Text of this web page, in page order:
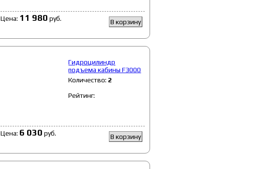
В корзину
Цена: 11 980 руб.
Гидроцилиндр
подъема кабины F3000
Количество: 2
Рейтинг:
В корзину
Цена: 6 030 руб.